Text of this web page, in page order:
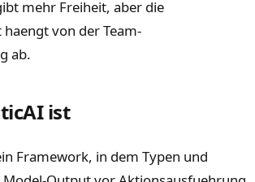
mehr Freiheit, aber die
von der Team-
ab.
ist
Framework, in dem Typen und